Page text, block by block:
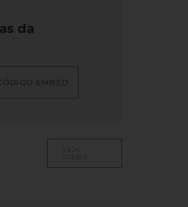
da